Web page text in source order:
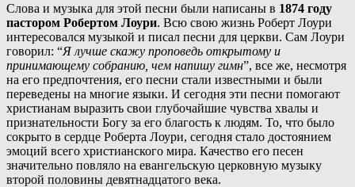
Слова и музыка для этой песни были написаны в 1874 году
пастором Робертом Лоури. Всю свою жизнь Роберт Лоури
интересовался музыкой и писал песни для церкви. Сам Лоури
говорил: “Я лучше скажу проповедь открытому и
принимающему собранию, чем напишу гимн”, все же, несмотря
на его предпочтения, его песни стали известными и были
переведены на многие языки. И сегодня эти песни помогают
христианам выразить свои глубочайшие чувства хвалы и
признательности Богу за его благость к людям. То, что было
сокрыто в сердце Роберта Лоури, сегодня стало достоянием
эмоций всего христианского мира. Качество его песен
значительно повляло на евангельскую церковную музыку
второй половины девятнадцатого века.